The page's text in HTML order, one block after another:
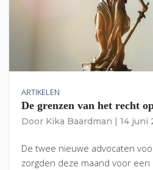
ARTIKELEN
De grenzen van het recht
Door Kika Baardman 14 juni
De twee nieuwe advocaten
zorgden deze maand voor